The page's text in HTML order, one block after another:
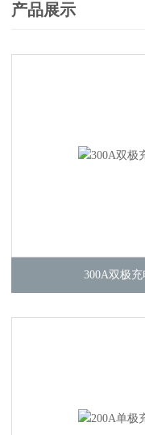
产品展示
300A双极充